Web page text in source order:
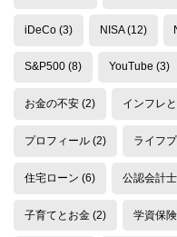
iDeCo(3) NISA(12)
S&P500(8) YouTube (3)
お金の不安(2) インフレ
プロフィール(2) ライフ
住宅ローン (6) 公認会計士
子育てとお金(2) 学資保険